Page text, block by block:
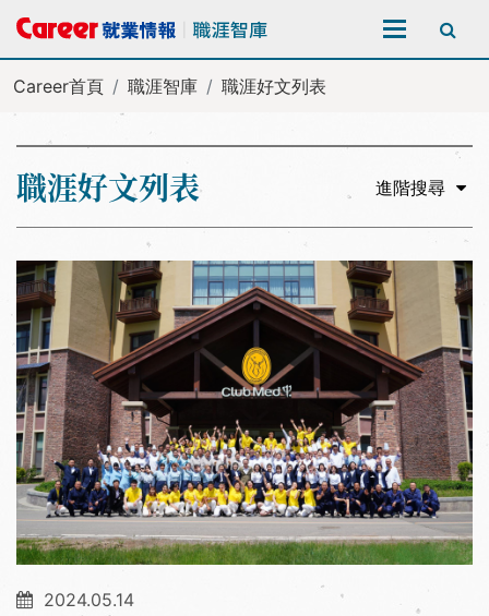
全站搜尋
Career首頁 職涯智庫 職涯好文列表
職涯好文列表 進階搜尋
2024.05.14